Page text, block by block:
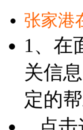
张家港
1、在
关信
定的帮